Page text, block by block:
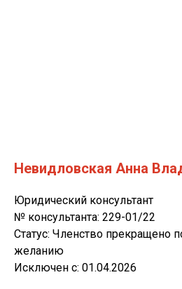
Невидловская Анна
Юридический консультант
№ консультанта: 229-01/22
Статус: Членство прекращено
желанию
Исключен с: 01.04.2026